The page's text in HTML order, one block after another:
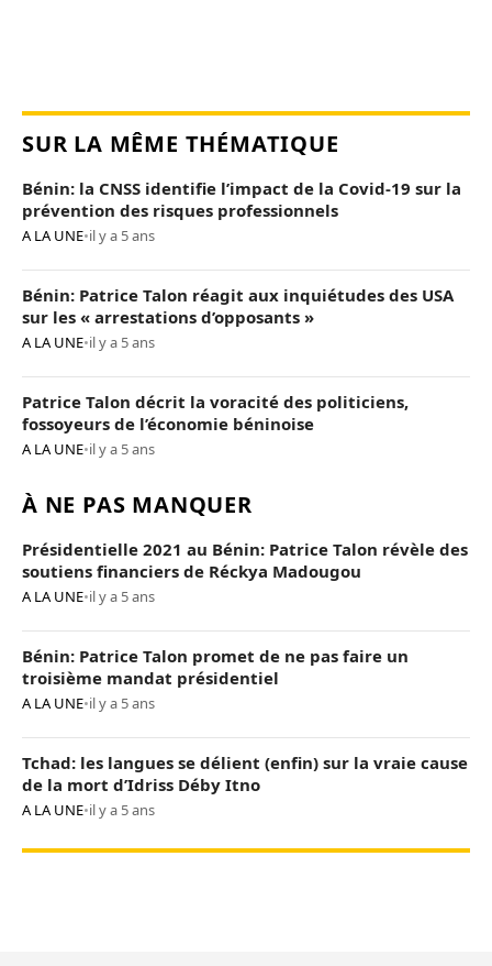
SUR LA MÊME THÉMATIQUE
Bénin: la CNSS identifie l’impact de la Covid-19 sur la
prévention des risques professionnels
A LA UNE•il y a 5 ans
Bénin: Patrice Talon réagit aux inquiétudes des USA
sur les « arrestations d’opposants »
A LA UNE•il y a 5 ans
Patrice Talon décrit la voracité des politiciens,
fossoyeurs de l’économie béninoise
A LA UNE•il y a 5 ans
À NE PAS MANQUER
Présidentielle 2021 au Bénin: Patrice Talon révèle des
soutiens financiers de Réckya Madougou
A LA UNE•il y a 5 ans
Bénin: Patrice Talon promet de ne pas faire un
troisième mandat présidentiel
A LA UNE•il y a 5 ans
Tchad: les langues se délient (enfin) sur la vraie cause
de la mort d’Idriss Déby Itno
A LA UNE•il y a 5 ans